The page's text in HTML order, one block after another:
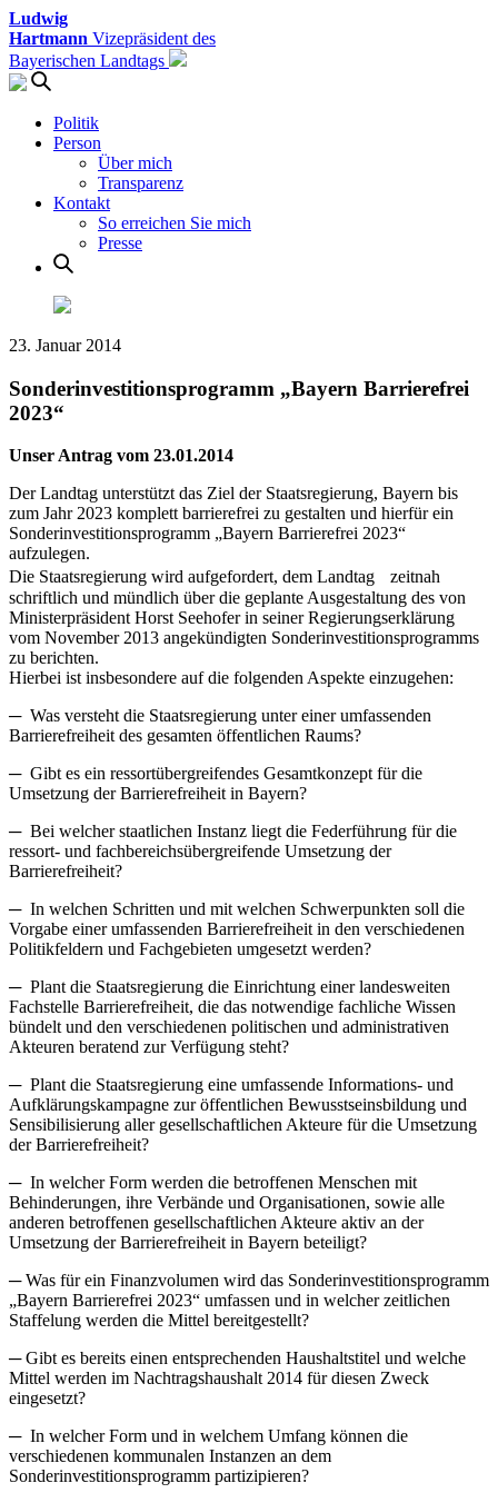
Ludwig
Hartmann Vizepräsident des
Bayerischen Landtags
Politik
Person
Über mich
Transparenz
Kontakt
So erreichen Sie mich
Presse
23. Januar 2014
Sonderinvestitionsprogramm „Bayern Barrierefrei
2023“
Unser Antrag vom 23.01.2014
Der Landtag unterstützt das Ziel der Staatsregierung, Bayern bis
zum Jahr 2023 komplett barrierefrei zu gestalten und hierfür ein
Sonderinvestitionsprogramm „Bayern Barrierefrei 2023“
aufzulegen.
Die Staatsregierung wird aufgefordert, dem Landtag zeitnah
schriftlich und mündlich über die geplante Ausgestaltung des von
Ministerpräsident Horst Seehofer in seiner Regierungserklärung
vom November 2013 angekündigten Sonderinvestitionsprogramms
zu berichten.
Hierbei ist insbesondere auf die folgenden Aspekte einzugehen:
─ Was versteht die Staatsregierung unter einer umfassenden
Barrierefreiheit des gesamten öffentlichen Raums?
─ Gibt es ein ressortübergreifendes Gesamtkonzept für die
Umsetzung der Barrierefreiheit in Bayern?
─ Bei welcher staatlichen Instanz liegt die Federführung für die
ressort- und fachbereichsübergreifende Umsetzung der
Barrierefreiheit?
─ In welchen Schritten und mit welchen Schwerpunkten soll die
Vorgabe einer umfassenden Barrierefreiheit in den verschiedenen
Politikfeldern und Fachgebieten umgesetzt werden?
─ Plant die Staatsregierung die Einrichtung einer landesweiten
Fachstelle Barrierefreiheit, die das notwendige fachliche Wissen
bündelt und den verschiedenen politischen und administrativen
Akteuren beratend zur Verfügung steht?
─ Plant die Staatsregierung eine umfassende Informations- und
Aufklärungskampagne zur öffentlichen Bewusstseinsbildung und
Sensibilisierung aller gesellschaftlichen Akteure für die Umsetzung
der Barrierefreiheit?
─ In welcher Form werden die betroffenen Menschen mit
Behinderungen, ihre Verbände und Organisationen, sowie alle
anderen betroffenen gesellschaftlichen Akteure aktiv an der
Umsetzung der Barrierefreiheit in Bayern beteiligt?
─ Was für ein Finanzvolumen wird das Sonderinvestitionsprogramm
„Bayern Barrierefrei 2023“ umfassen und in welcher zeitlichen
Staffelung werden die Mittel bereitgestellt?
─ Gibt es bereits einen entsprechenden Haushaltstitel und welche
Mittel werden im Nachtragshaushalt 2014 für diesen Zweck
eingesetzt?
─ In welcher Form und in welchem Umfang können die
verschiedenen kommunalen Instanzen an dem
Sonderinvestitionsprogramm partizipieren?